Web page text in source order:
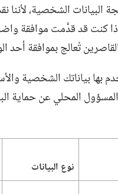
البيانات الشخصية،‏
كنت قد قدَّمت موافقة
تُعالج بموافقة أحد
بياناتك الشخصية
المحلي عن حماية
نوع البيانات